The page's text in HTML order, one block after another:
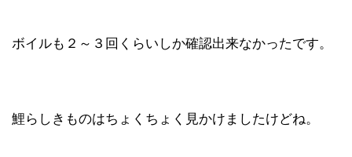
ボイルも２～３回くらいしか確認出来なかったです。
鯉らしきものはちょくちょく見かけましたけどね。